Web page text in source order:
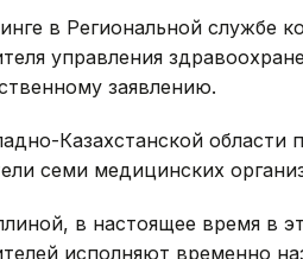
в Региональной службе
управления
заявлению.
Казахстанской
семи медицинских
в настоящее время в
исполняют временно